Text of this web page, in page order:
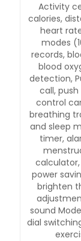
Activity
calories,
heart
modes
records,
blood
detection,
call,
control
breathing
and sleep
timer,
power
brighten
sound
dial